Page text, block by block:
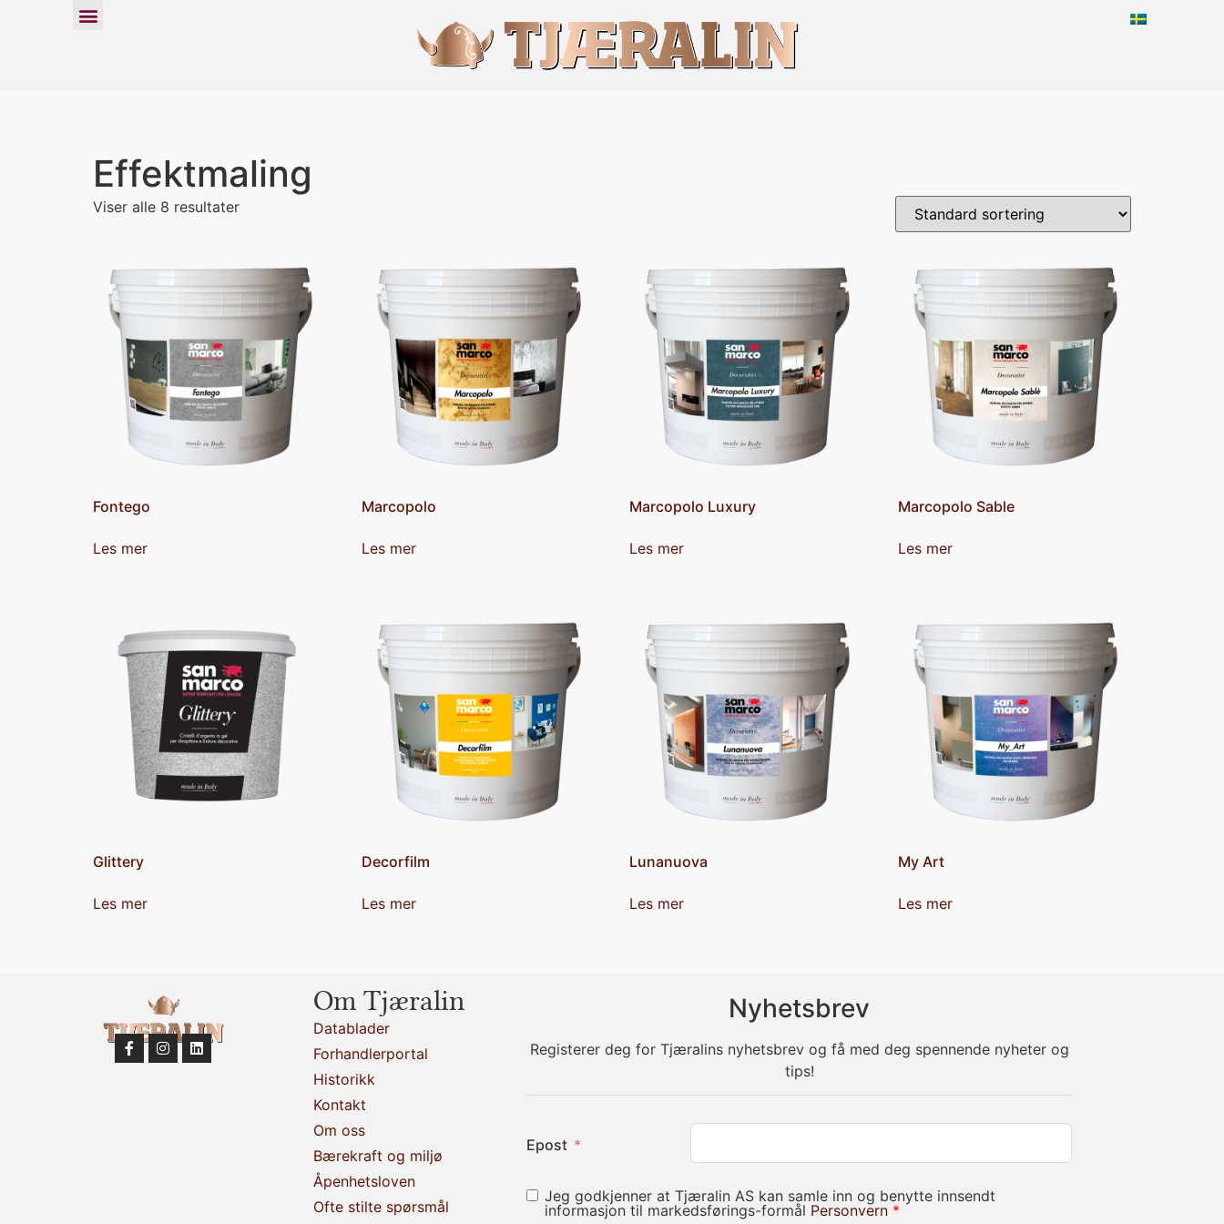
Effektmaling
Viser alle 8 resultater
Fontego
Les mer
Marcopolo
Les mer
Marcopolo Luxury
Les mer
Marcopolo Sable
Les mer
Glittery
Les mer
Decorfilm
Les mer
Lunanuova
Les mer
My Art
Les mer
Om Tjæralin
Datablader
Forhandlerportal
Historikk
Kontakt
Om oss
Bærekraft og miljø
Åpenhetsloven
Ofte stilte spørsmål
Nyhetsbrev
Registerer deg for Tjæralins nyhetsbrev og få med deg spennende nyheter og
tips!
Epost
Jeg godkjenner at Tjæralin AS kan samle inn og benytte innsendt
informasjon til markedsførings-formål Personvern *